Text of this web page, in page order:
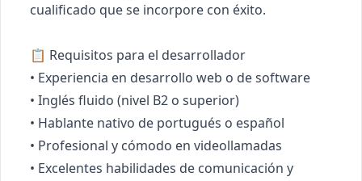
cualificado que se incorpore con éxito.
📋 Requisitos para el desarrollador
• Experiencia en desarrollo web o de software
• Inglés fluido (nivel B2 o superior)
• Hablante nativo de portugués o español
• Profesional y cómodo en videollamadas
• Excelentes habilidades de comunicación y